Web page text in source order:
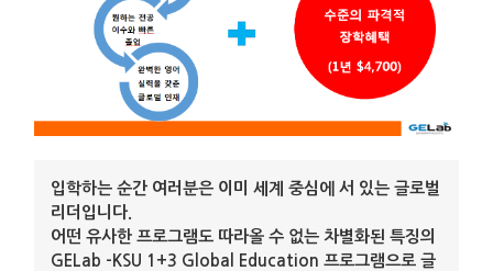
입학하는 순간 여러분은 이미 세계 중심에 서 있는 글로벌
리더입니다.
어떤 유사한 프로그램도 따라올 수 없는 차별화된 특징의
GELab -KSU 1+3 Global Education 프로그램으로 글